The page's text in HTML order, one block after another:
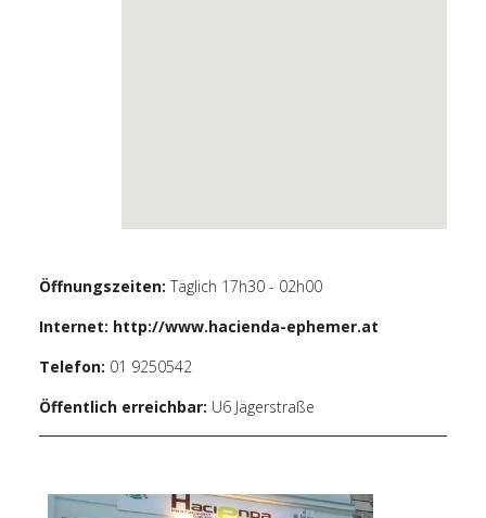
Öffnungszeiten:Täglich 17h30 - 02h00
Internet: http://www.hacienda-ephemer.at
Telefon: 01 9250542
Öffentlich erreichbar: U6 Jägerstraße